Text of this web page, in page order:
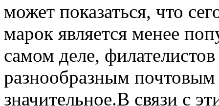
может показаться, что
марок является менее
самом деле,
разнообразным
значительное.В связи с